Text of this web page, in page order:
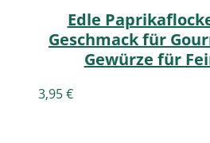
Edle
Geschmack für
Gewürze für
3,95€